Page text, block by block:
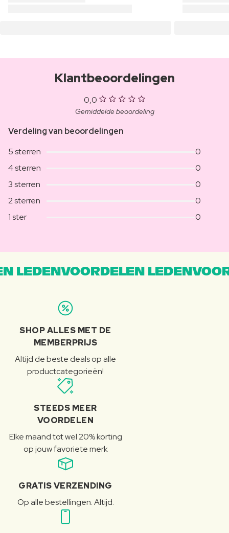
Klantbeoordelingen
0,0
Gemiddelde beoordeling
Verdeling van beoordelingen
5 sterren
0
4 sterren
0
3 sterren
0
2 sterren
0
1 ster
0
LEDENVOORDELEN
SHOP ALLES MET DE
MEMBERPRIJS
Altijd de beste deals op alle
productcategorieën!
STEEDS MEER
VOORDELEN
Elke maand tot wel 20% korting
op jouw favoriete merk
GRATIS VERZENDING
Op alle bestellingen. Altijd.